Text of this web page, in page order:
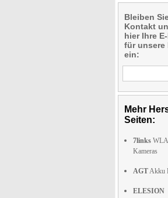
Bleiben
Kontakt
hier Ihre
für unsere
ein:
Mehr
Seiten:
7links
Kameras
AGTAkku
ELESION